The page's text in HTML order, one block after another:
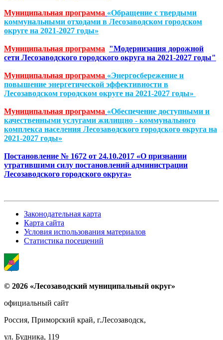
Муниципальная программа «Обращение с твердыми
коммунальными отходами в Лесозаводском городском
округе на 2021-2027 годы»
Муниципальная программа "Модернизация дорожной
сети Лесозаводского городского округа на 2021-2027 годы"
Муниципальная программа «Энергосбережение и
повышение энергетической эффективности в
Лесозаводском городском округе на 2021-2027 годы»
Муниципальная программа «Обеспечение доступными и
качественными услугами жилищно - коммунального
комплекса населения Лесозаводского городского округа на
2021-2027 годы»
Постановление № 1672 от 24.10.2017 «О признании
утратившими силу постановлений администрации
Лесозаводского городского округа»
Законодательная карта
Карта сайта
Условия использования материалов
Статистика посещений
© 2026 «Лесозаводский муниципальный округ»
официальный сайт
Россия, Приморский край, г.Лесозаводск,
ул. Будника, 119